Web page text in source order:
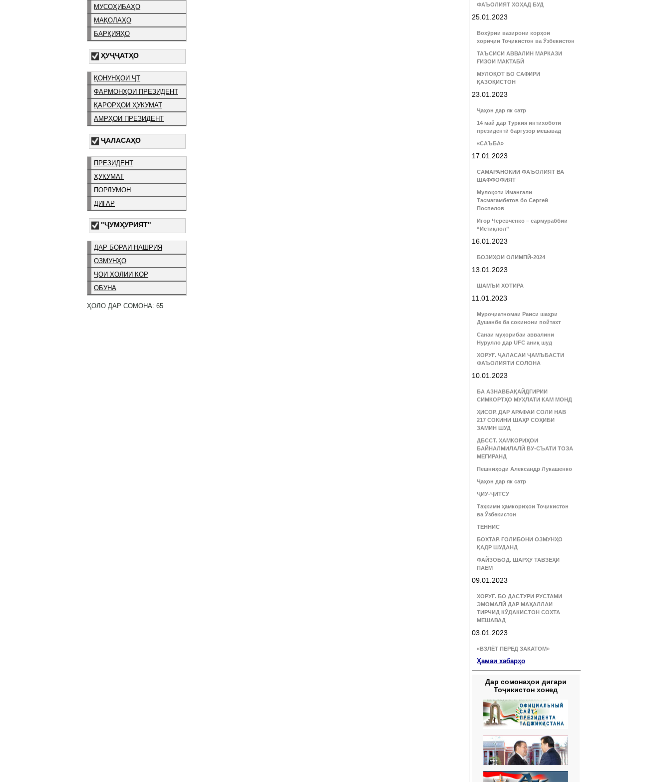
МУСОҲИБАҲО
МАҚОЛАҲО
БАРҚИЯҲО
ҲУҶҶАТҲО
ҚОНУНҲОИ ҶТ
ФАРМОНҲОИ ПРЕЗИДЕНТ
ҚАРОРҲОИ ҲУКУМАТ
АМРҲОИ ПРЕЗИДЕНТ
ҶАЛАСАҲО
ПРЕЗИДЕНТ
ҲУКУМАТ
ПОРЛУМОН
ДИГАР
"ҶУМҲУРИЯТ"
ДАР БОРАИ НАШРИЯ
ОЗМУНҲО
ҶОИ ХОЛИИ КОР
ОБУНА
ҲОЛО ДАР СОМОНА: 65
ФАЪОЛИЯТ ХОҲАД БУД
25.01.2023
Вохӯрии вазирони корҳои
хориҷии Тоҷикистон ва Ӯзбекистон
ТАЪСИСИ АВВАЛИН МАРКАЗИ
ҒИЗОИ МАКТАБӢ
МУЛОҚОТ БО САФИРИ
ҚАЗОҚИСТОН
23.01.2023
Ҷаҳон дар як сатр
14 май дар Туркия интихоботи
президентӣ баргузор мешавад
«САЪБА»
17.01.2023
САМАРАНОКИИ ФАЪОЛИЯТ ВА
ШАФФОФИЯТ
Мулоқоти Имангали
Тасмагамбетов бо Сергей
Поспелов
Игор Черевченко – сармураббии
“Истиқлол”
16.01.2023
БОЗИҲОИ ОЛИМПӢ-2024
13.01.2023
ШАМЪИ ХОТИРА
11.01.2023
Муроҷиатномаи Раиси шаҳри
Душанбе ба сокинони пойтахт
Санаи муҳорибаи аввалини
Нурулло дар UFC аниқ шуд
ХОРУҒ. ҶАЛАСАИ ҶАМЪБАСТИ
ФАЪОЛИЯТИ СОЛОНА
10.01.2023
БА АЗНАВБАҚАЙДГИРИИ
СИМКОРТҲО МУҲЛАТИ КАМ МОНД
ҲИСОР. ДАР АРАФАИ СОЛИ НАВ
217 СОКИНИ ШАҲР СОҲИБИ
ЗАМИН ШУД
ДБССТ. ҲАМКОРИҲОИ
БАЙНАЛМИЛАЛӢ ВУ-СЪАТИ ТОЗА
МЕГИРАНД
Пешниҳоди Александр Лукашенко
Ҷаҳон дар як сатр
ҶИУ-ҶИТСУ
Таҳкими ҳамкориҳои Тоҷикистон
ва Ӯзбекистон
ТЕННИС
БОХТАР. ҒОЛИБОНИ ОЗМУНҲО
ҚАДР ШУДАНД
ФАЙЗОБОД. ШАРҲУ ТАВЗЕҲИ
ПАЁМ
09.01.2023
ХОРУҒ. БО ДАСТУРИ РУСТАМИ
ЭМОМАЛӢ ДАР МАҲАЛЛАИ
ТИРЧИД КӮДАКИСТОН СОХТА
МЕШАВАД
03.01.2023
«ВЗЛЁТ ПЕРЕД ЗАКАТОМ»
Ҳамаи хабарҳо
Дар сомонаҳои дигари
Тоҷикистон хонед